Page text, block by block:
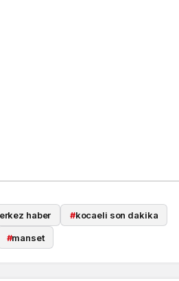
haber #kocaeli son dakika
#manset